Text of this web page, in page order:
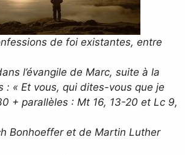
de foi existantes, entre
l’évangile de Marc, suite à la
: « Et vous, qui dites-vous que je
+ parallèles : Mt 16, 13-20 et Lc 9,
Bonhoeffer et de Martin Luther